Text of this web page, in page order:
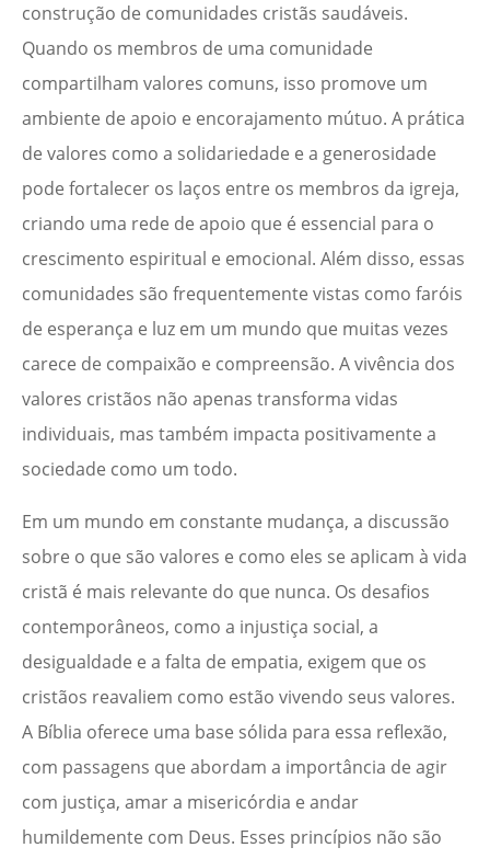
construção de comunidades cristãs saudáveis.
Quando os membros de uma comunidade
compartilham valores comuns, isso promove um
ambiente de apoio e encorajamento mútuo. A prática
de valores como a solidariedade e a generosidade
pode fortalecer os laços entre os membros da igreja,
criando uma rede de apoio que é essencial para o
crescimento espiritual e emocional. Além disso, essas
comunidades são frequentemente vistas como faróis
de esperança e luz em um mundo que muitas vezes
carece de compaixão e compreensão. A vivência dos
valores cristãos não apenas transforma vidas
individuais, mas também impacta positivamente a
sociedade como um todo.
Em um mundo em constante mudança, a discussão
sobre o que são valores e como eles se aplicam à vida
cristã é mais relevante do que nunca. Os desafios
contemporâneos, como a injustiça social, a
desigualdade e a falta de empatia, exigem que os
cristãos reavaliem como estão vivendo seus valores.
A Bíblia oferece uma base sólida para essa reflexão,
com passagens que abordam a importância de agir
com justiça, amar a misericórdia e andar
humildemente com Deus. Esses princípios não são